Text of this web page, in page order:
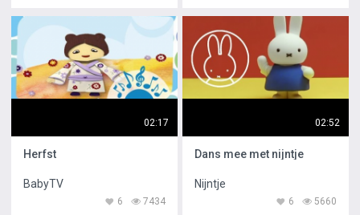
02:17
Herfst
BabyTV
7434
6
02:52
Dans mee met nijntje
Nijntje
5660
6